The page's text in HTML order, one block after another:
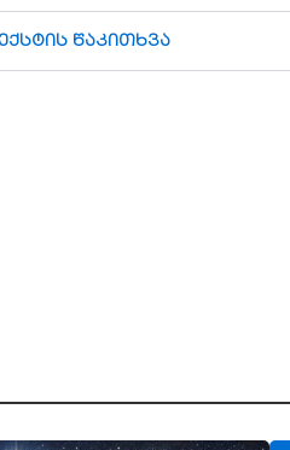
წაკითხვა